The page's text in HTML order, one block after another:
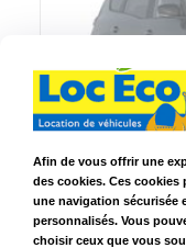
Renault Grand
Renault
3 ans de
permis
Afin de vous offrir une
des cookies. Ces cookies
une navigation sécurisée
personnalisés. Vous
choisir ceux que vous